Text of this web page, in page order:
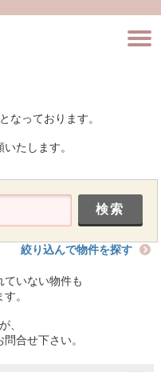
なっております。
たします。
絞り込んで物件を探す
ていない物件も
。
、
合せ下さい。